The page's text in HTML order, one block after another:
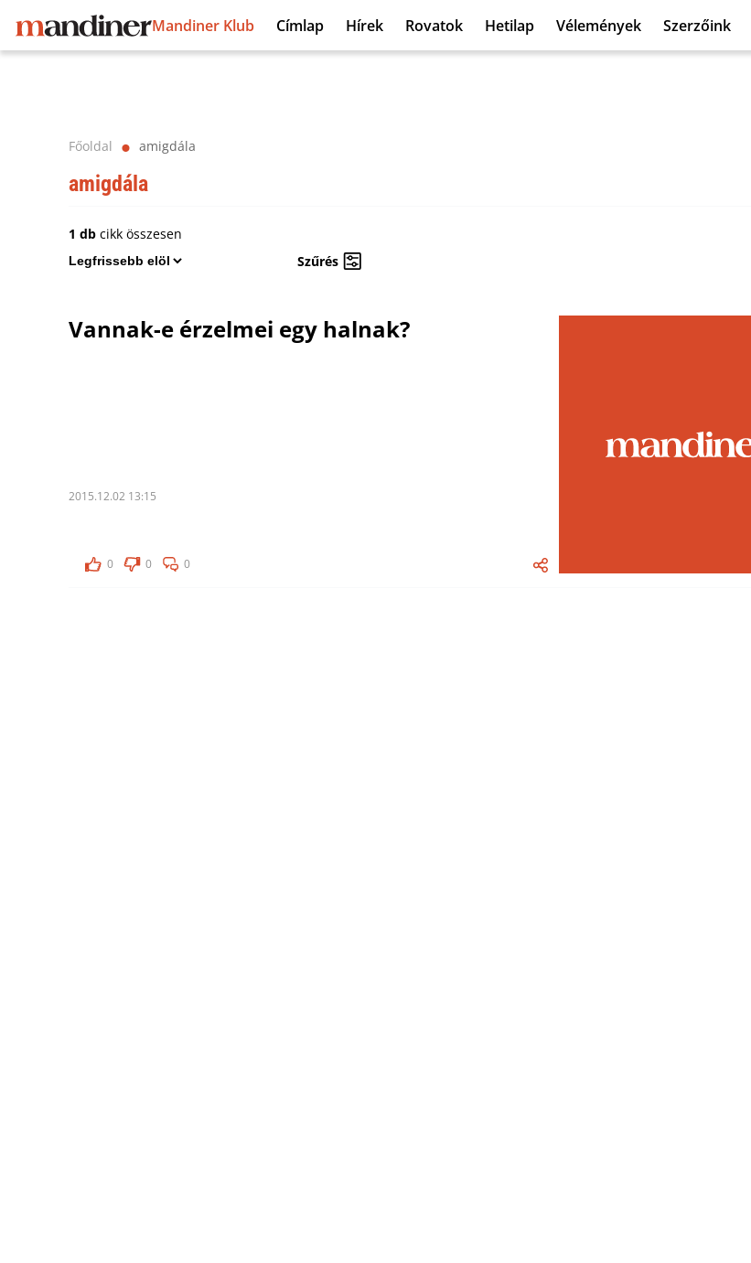
Mandiner Klub Címlap Hírek Rovatok Hetilap Vélemények Szerzőink
Főoldal ⬤ amigdála
amigdála
1 db cikk összesen
Szűrés
Vannak-e érzelmei egy halnak?
2015.12.02 13:15
0 0 0